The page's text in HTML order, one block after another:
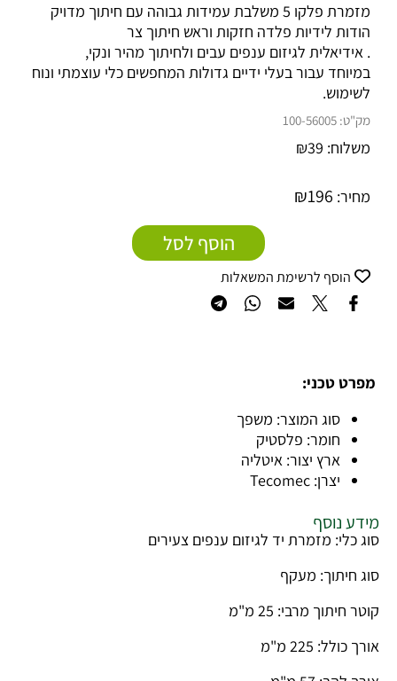
מזמרת פלקו 5 משלבת עמידות גבוהה עם חיתוך מדויק
הודות לידיות פלדה חזקות וראש חיתוך צר
. אידיאלית לגיזום ענפים עבים ולחיתוך מהיר ונקי,
במיוחד עבור בעלי ידיים גדולות המחפשים כלי עוצמתי ונוח
לשימוש.
מק"ט: 100-56005
משלוח: ₪39
מחיר: ₪196
הוסף לסל
הוסף לרשימת המשאלות
מפרט טכני:
סוג המוצר: משפך
חומר: פלסטיק
ארץ יצור: איטליה
יצרן: Tecomec
מידע נוסף
סוג כלי: מזמרת יד לגיזום ענפים צעירים
סוג חיתוך: מעקף
קוטר חיתוך מרבי: 25 מ"מ
אורך כולל: 225 מ"מ